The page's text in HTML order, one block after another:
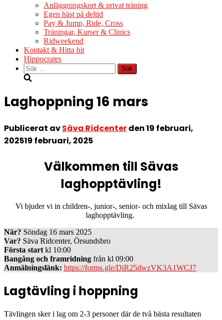
Anläggningskort & privat träning
Egen häst på deltid
Pay & Jump, Ride, Cross
Träningar, Kurser & Clinics
Ridweekend
Kontakt & Hitta hit
Hippocrates
Sök
efter:
Laghoppning 16 mars
Publicerat avSäva Ridcenterden19 februari,
202519 februari, 2025
Välkommen till Sävas
laghopptävling!
Vi bjuder vi in children-, junior-, senior- och mixlag till Sävas
laghopptävling.
När? Söndag 16 mars 2025
Var? Säva Ridcenter, Örsundsbro
Första startkl 10:00
Bangång och framridning från kl 09:00
Anmälningslänk: https://forms.gle/DiR25dwzVK3A1WCJ7
Lagtävling i hoppning
Tävlingen sker i lag om 2-3 personer där de två bästa resultaten